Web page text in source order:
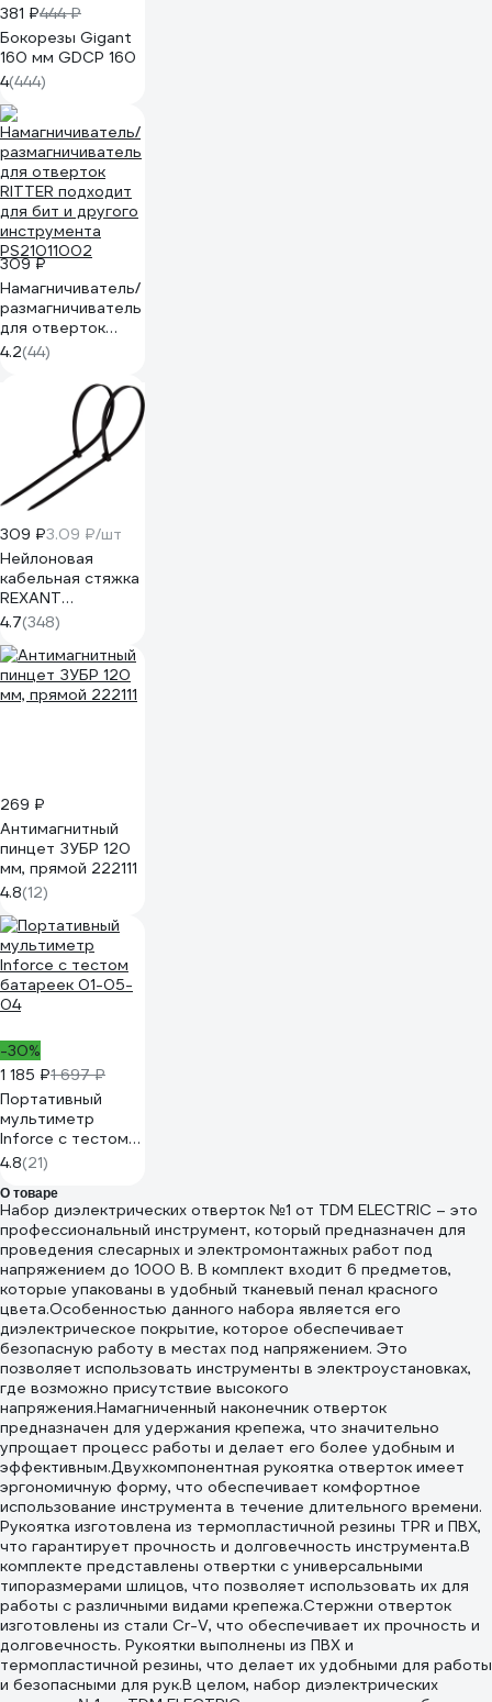
381 ₽444 ₽
Бокорезы Gigant
160 мм GDCP 160
4(444)
309 ₽
Намагничиватель/
размагничиватель
для отверток
RITTER подходит
для бит и другого
инструмента
PS21011002
4.2(44)
309 ₽3.09 ₽/шт
Нейлоновая
кабельная стяжка
REXANT
300x4,8мм,
черная 100 шт/уп
07-1303
4.7(348)
269 ₽
Антимагнитный
пинцет ЗУБР 120
мм, прямой 222111
4.8(12)
-30%
1 185 ₽1 697 ₽
Портативный
мультиметр
Inforce с тестом
батареек 01-05-
4.8(21)
О товаре
Набор диэлектрических отверток №1 от TDM ЕLECTRIC – это
профессиональный инструмент, который предназначен для
проведения слесарных и электромонтажных работ под
напряжением до 1000 В. В комплект входит 6 предметов,
которые упакованы в удобный тканевый пенал красного
цвета.Особенностью данного набора является его
диэлектрическое покрытие, которое обеспечивает
безопасную работу в местах под напряжением. Это
позволяет использовать инструменты в электроустановках,
где возможно присутствие высокого
напряжения.Намагниченный наконечник отверток
предназначен для удержания крепежа, что значительно
упрощает процесс работы и делает его более удобным и
эффективным.Двухкомпонентная рукоятка отверток имеет
эргономичную форму, что обеспечивает комфортное
использование инструмента в течение длительного времени.
Рукоятка изготовлена из термопластичной резины TPR и ПВХ,
что гарантирует прочность и долговечность инструмента.В
комплекте представлены отвертки с универсальными
типоразмерами шлицов, что позволяет использовать их для
работы с различными видами крепежа.Стержни отверток
изготовлены из стали Cr-V, что обеспечивает их прочность и
долговечность. Рукоятки выполнены из ПВХ и
термопластичной резины, что делает их удобными для работы
и безопасными для рук.В целом, набор диэлектрических